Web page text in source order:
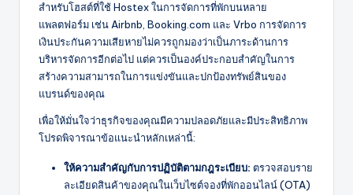
สำหรับโฮสต์ที่ใช้ Hostex ในการจัดการที่พักบนหลาย
แพลตฟอร์ม เช่น Airbnb, Booking.com และ Vrbo การจัดการ
เงินประกันความเสียหายไม่ควรถูกมองว่าเป็นภาระด้านการ
บริหารจัดการอีกต่อไป แต่ควรเป็นองค์ประกอบสำคัญในการ
สร้างความสามารถในการแข่งขันและปกป้องทรัพย์สินของ
แบรนด์ของคุณ
เพื่อให้มั่นใจว่าธุรกิจของคุณมีความปลอดภัยและมีประสิทธิภาพ
โปรดพิจารณาข้อแนะนำหลักเหล่านี้:
ให้ความสำคัญกับการปฏิบัติตามกฎระเบียบ: ตรวจสอบราย
ละเอียดสินค้าของคุณในเว็บไซต์จองที่พักออนไลน์ (OTA)